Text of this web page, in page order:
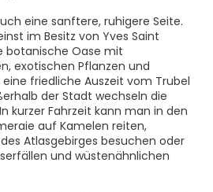
eine sanftere, ruhigere Seite.
im Besitz von Yves Saint
botanische Oase mit
exotischen Pflanzen und
friedliche Auszeit vom Trubel
der Stadt wechseln die
kurzer Fahrzeit kann man in den
auf Kamelen reiten,
Atlasgebirges besuchen oder
und wüstenähnlichen